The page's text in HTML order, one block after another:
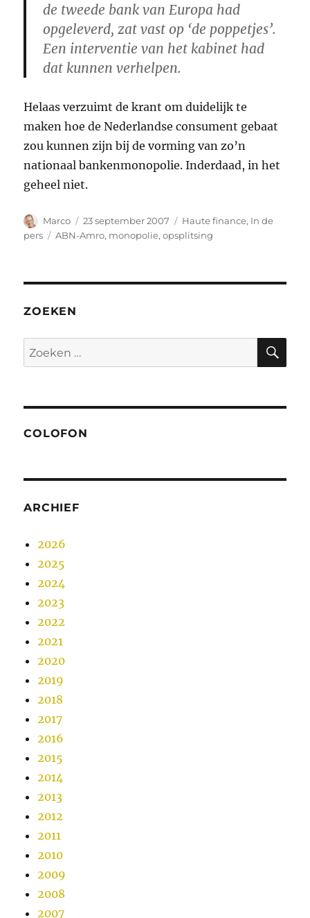
de tweede bank van Europa had
opgeleverd, zat vast op ‘de poppetjes’.
Een interventie van het kabinet had
dat kunnen verhelpen.
Helaas verzuimt de krant om duidelijk te
maken hoe de Nederlandse consument gebaat
zou kunnen zijn bij de vorming van zo’n
nationaal bankenmonopolie. Inderdaad, in het
geheel niet.
Auteur
Marco
Geplaatst
op
23 september 2007 Categorieën
Haute finance, In de
pers
Tags
ABN-Amro, monopolie,opsplitsing
ZOEKEN
Zoeken
naar:
COLOFON
ARCHIEF
2026
2025
2024
2023
2022
2021
2020
2019
2018
2017
2016
2015
2014
2013
2012
2011
2010
2009
2008
2007